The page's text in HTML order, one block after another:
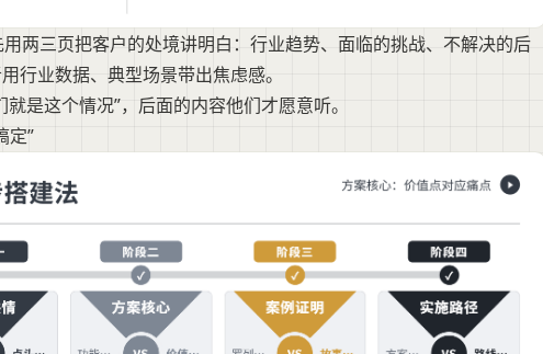
两三页把客户的处境讲明白：行业趋势、面临的挑战、不解决的后
行业数据、典型场景带出焦虑感。
是这个情况”，后面的内容他们才愿意听。
定”